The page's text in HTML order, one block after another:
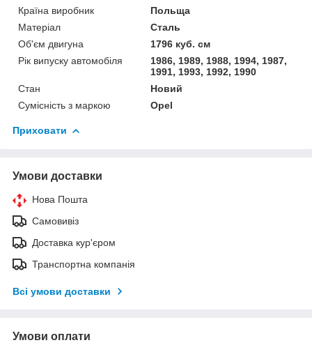
Країна виробник
Польща
Матеріал
Сталь
Об'єм двигуна
1796 куб. см
Рік випуску автомобіля
1986, 1989, 1988, 1994, 1987,
1991, 1993, 1992, 1990
Стан
Новий
Сумісність з маркою
Opel
Приховати
Умови доставки
Нова Пошта
Самовивіз
Доставка кур'єром
Транспортна компанія
Всі умови доставки
Умови оплати